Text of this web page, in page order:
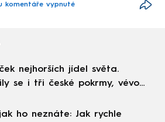
komentáře vypnuté
nejhorších jídel světa.
se i tři české pokrmy, vévodí
ho neznáte: Jak rychle